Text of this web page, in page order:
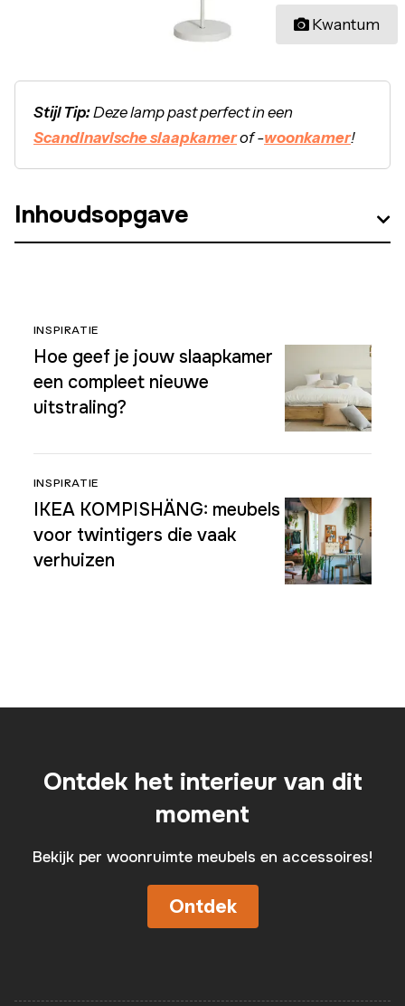
Kwantum
Stijl Tip:Deze lamp past perfect in een
Scandinavische slaapkamerof -woonkamer!
Inhoudsopgave
INSPIRATIE
Hoe geef je jouw slaapkamer
een compleet nieuwe
uitstraling?
INSPIRATIE
IKEA KOMPISHÄNG: meubels
voor twintigers die vaak
verhuizen
Ontdek het interieur van dit
moment
Bekijk per woonruimte meubels en accessoires!
Ontdek